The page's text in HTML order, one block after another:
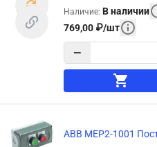
Наличие: В наличии
769,00 ₽/шт
−
ABB MEP2-1001